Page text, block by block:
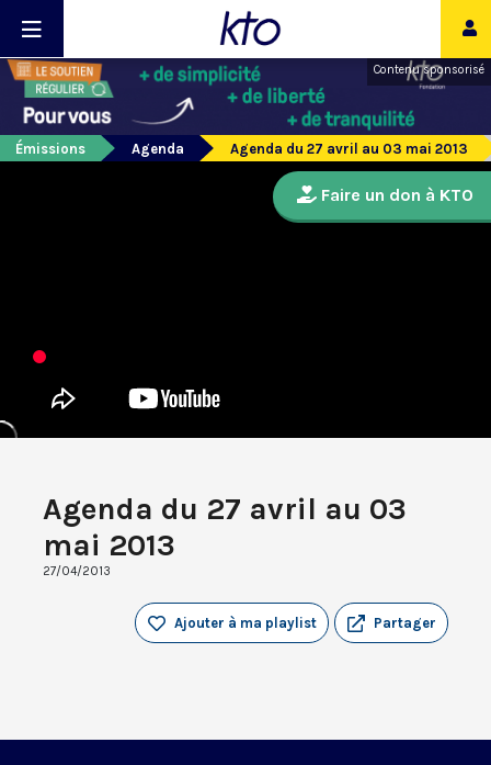
Contenu sponsorisé
Émissions Agenda Agenda du 27 avril au 03 mai 2013
Agenda du 27 avril au 03
mai 2013
27/04/2013
Partager
Ajouter à ma playlist
Faire un don à KTO